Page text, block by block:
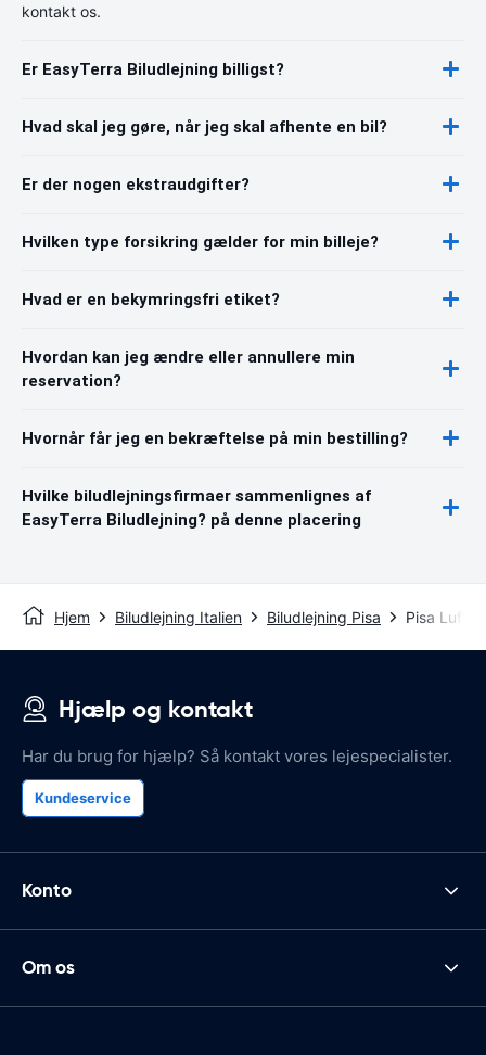
kontakt os.
Er EasyTerra Biludlejning billigst?
Hvad skal jeg gøre, når jeg skal afhente en bil?
Er der nogen ekstraudgifter?
Hvilken type forsikring gælder for min billeje?
Hvad er en bekymringsfri etiket?
Hvordan kan jeg ændre eller annullere min
reservation?
Hvornår får jeg en bekræftelse på min bestilling?
Hvilke biludlejningsfirmaer sammenlignes af
EasyTerra Biludlejning? på denne placering
Hjem Biludlejning Italien Biludlejning Pisa Pisa
Hjælp og kontakt
Har du brug for hjælp? Så kontakt vores lejespecialister.
Kundeservice
Konto
Om os